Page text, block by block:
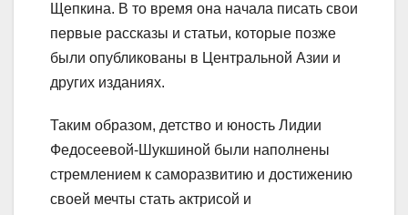
Щепкина. В то время она начала писать свои
первые рассказы и статьи, которые позже
были опубликованы в Центральной Азии и
других изданиях.
Таким образом, детство и юность Лидии
Федосеевой-Шукшиной были наполнены
стремлением к саморазвитию и достижению
своей мечты стать актрисой и